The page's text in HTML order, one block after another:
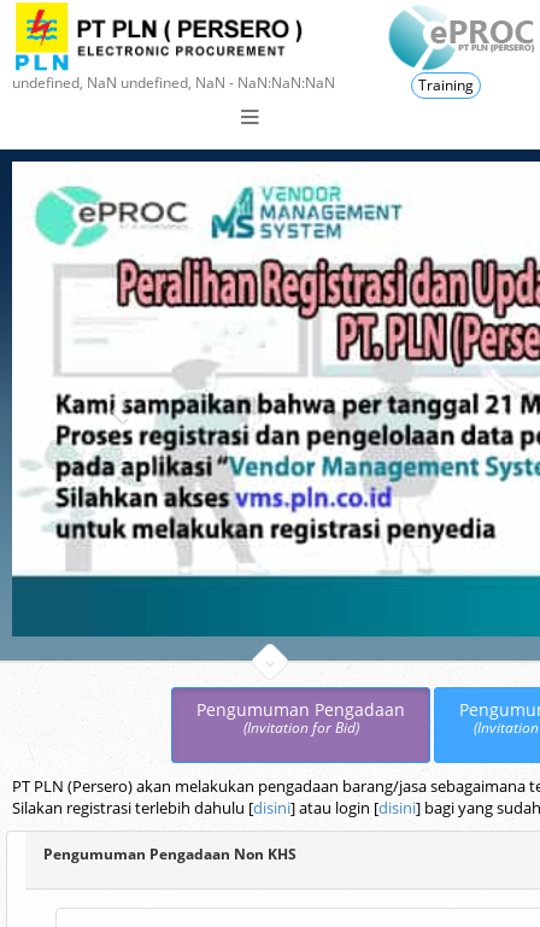
undefined, NaN undefined, NaN - NaN:NaN:NaN Training
Pengumuman Pengadaan
(Invitation for Bid)
PT PLN (Persero) akan melakukan pengadaan barang/jasa
Silakan registrasi terlebih dahulu [disini] atau login [disini] bagi yang
Pengumuman Pengadaan Non KHS